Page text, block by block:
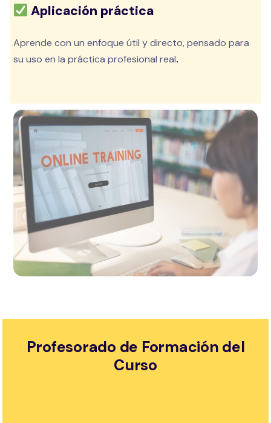
Aplicación práctica
Aprende con un enfoque útil y directo, pensado para
su uso en la práctica profesional real.
Profesorado de Formación del
Curso